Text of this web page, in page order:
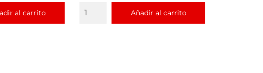
al carrito Añadir al carrito